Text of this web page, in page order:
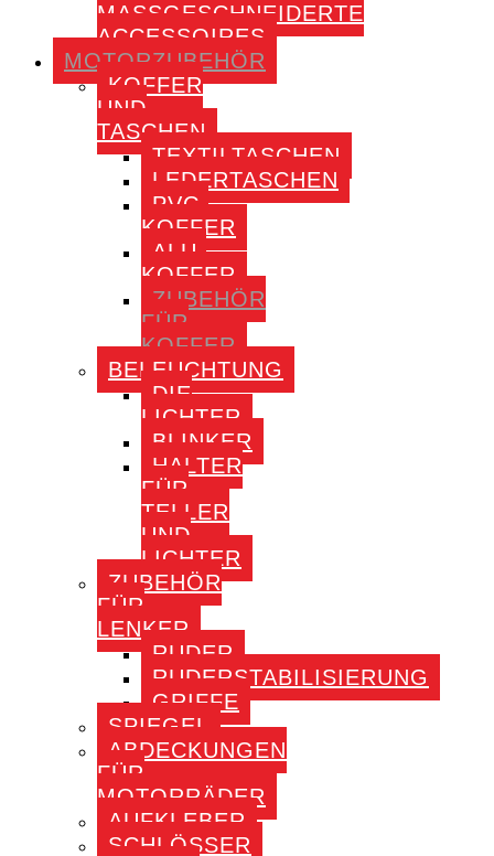
MASSGESCHNEIDERTE A
CCESSOIRES
MOTORZUBEHÖR
KOFFER
UND
TASCHEN
TEXTILTASCHEN
LEDERTASCHEN
PVC-
KOFFER
ALU-
KOFFER
ZUBEHÖR
FÜR
KOFFER
BELEUCHTUNG
DIE
LICHTER
BLINKER
HALTER
FÜR
TELLER
UND
LICHTER
ZUBEHÖR
FÜR
LENKER
RUDER
RUDERSTABILISIERUNG
GRIFFE
SPIEGEL
ABDECKUNGEN
FÜR
MOTORRÄDER
AUFKLEBER
SCHLÖSSER